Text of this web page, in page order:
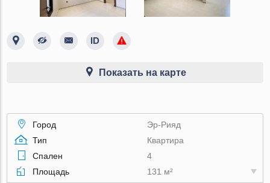
Показать на карте
Город
Эр-Рияд
Тип
Квартира
Спален
4
Площадь
131 м²